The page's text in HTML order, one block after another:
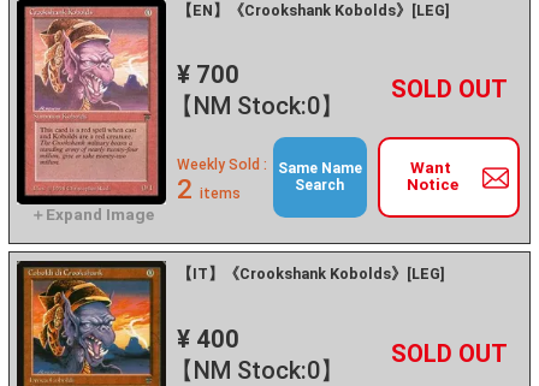
【EN】《Crookshank Kobolds》[LEG]
¥ 700
【NM Stock:0】
－ +
Want
Notice
Weekly Sold :
2 items
Same Name
Search
【IT】《Crookshank Kobolds》[LEG]
¥ 400
【NM Stock:0】
－ +